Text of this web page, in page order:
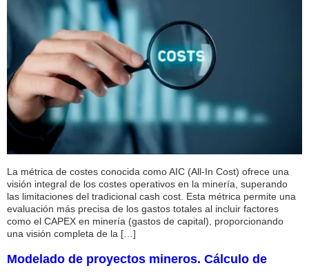
La métrica de costes conocida como AIC (All-In Cost) ofrece una
visión integral de los costes operativos en la minería, superando
las limitaciones del tradicional cash cost. Esta métrica permite una
evaluación más precisa de los gastos totales al incluir factores
como el CAPEX en minería (gastos de capital), proporcionando
una visión completa de la […]
Modelado de proyectos mineros. Cálculo de